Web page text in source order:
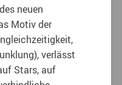
neuen
Motiv der
verlässt
Stars, auf